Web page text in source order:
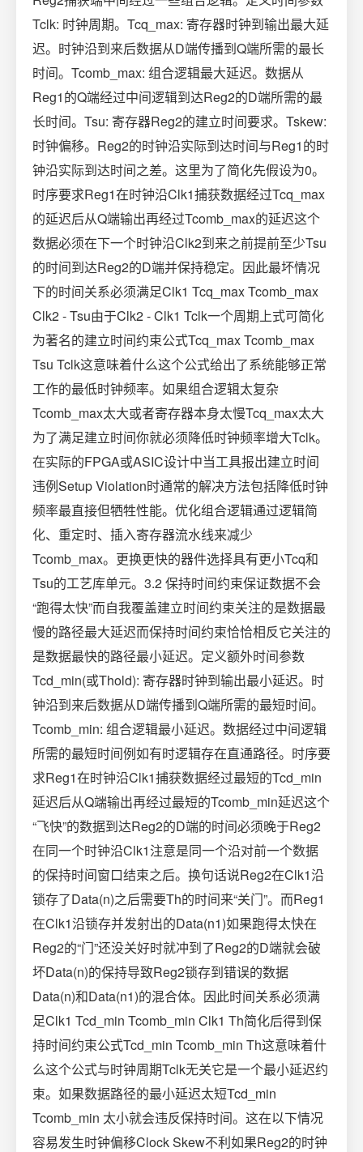
Tclk: 时钟周期。Tcq_max: 寄存器时钟到输出最大延
迟。时钟沿到来后数据从D端传播到Q端所需的最长
时间。Tcomb_max: 组合逻辑最大延迟。数据从
Reg1的Q端经过中间逻辑到达Reg2的D端所需的最
长时间。Tsu: 寄存器Reg2的建立时间要求。Tskew:
时钟偏移。Reg2的时钟沿实际到达时间与Reg1的时
钟沿实际到达时间之差。这里为了简化先假设为0。
时序要求Reg1在时钟沿Clk1捕获数据经过Tcq_max
的延迟后从Q端输出再经过Tcomb_max的延迟这个
数据必须在下一个时钟沿Clk2到来之前提前至少Tsu
的时间到达Reg2的D端并保持稳定。因此最坏情况
下的时间关系必须满足Clk1 Tcq_max Tcomb_max
Clk2 - Tsu由于Clk2 - Clk1 Tclk一个周期上式可简化
为著名的建立时间约束公式Tcq_max Tcomb_max
Tsu Tclk这意味着什么这个公式给出了系统能够正常
工作的最低时钟频率。如果组合逻辑太复杂
Tcomb_max太大或者寄存器本身太慢Tcq_max太大
为了满足建立时间你就必须降低时钟频率增大Tclk。
在实际的FPGA或ASIC设计中当工具报出建立时间
违例Setup Violation时通常的解决方法包括降低时钟
频率最直接但牺牲性能。优化组合逻辑通过逻辑简
化、重定时、插入寄存器流水线来减少
Tcomb_max。更换更快的器件选择具有更小Tcq和
Tsu的工艺库单元。3.2 保持时间约束保证数据不会
“跑得太快”而自我覆盖建立时间约束关注的是数据最
慢的路径最大延迟而保持时间约束恰恰相反它关注的
是数据最快的路径最小延迟。定义额外时间参数
Tcd_min(或Thold): 寄存器时钟到输出最小延迟。时
钟沿到来后数据从D端传播到Q端所需的最短时间。
Tcomb_min: 组合逻辑最小延迟。数据经过中间逻辑
所需的最短时间例如有时逻辑存在直通路径。时序要
求Reg1在时钟沿Clk1捕获数据经过最短的Tcd_min
延迟后从Q端输出再经过最短的Tcomb_min延迟这个
“飞快”的数据到达Reg2的D端的时间必须晚于Reg2
在同一个时钟沿Clk1注意是同一个沿对前一个数据
的保持时间窗口结束之后。换句话说Reg2在Clk1沿
锁存了Data(n)之后需要Th的时间来“关门”。而Reg1
在Clk1沿锁存并发射出的Data(n1)如果跑得太快在
Reg2的“门”还没关好时就冲到了Reg2的D端就会破
坏Data(n)的保持导致Reg2锁存到错误的数据
Data(n)和Data(n1)的混合体。因此时间关系必须满
足Clk1 Tcd_min Tcomb_min Clk1 Th简化后得到保
持时间约束公式Tcd_min Tcomb_min Th这意味着什
么这个公式与时钟周期Tclk无关它是一个最小延迟约
束。如果数据路径的最小延迟太短Tcd_min
Tcomb_min 太小就会违反保持时间。这在以下情况
容易发生时钟偏移Clock Skew不利如果Reg2的时钟